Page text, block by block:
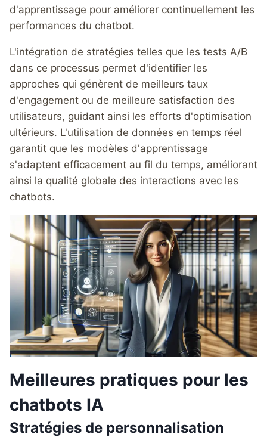
d'apprentissage pour améliorer continuellement les
performances du chatbot.
L'intégration de stratégies telles que les tests A/B
dans ce processus permet d'identifier les
approches qui génèrent de meilleurs taux
d'engagement ou de meilleure satisfaction des
utilisateurs, guidant ainsi les efforts d'optimisation
ultérieurs. L'utilisation de données en temps réel
garantit que les modèles d'apprentissage
s'adaptent efficacement au fil du temps, améliorant
ainsi la qualité globale des interactions avec les
chatbots.
Meilleures pratiques pour les
chatbots IA
Stratégies de personnalisation